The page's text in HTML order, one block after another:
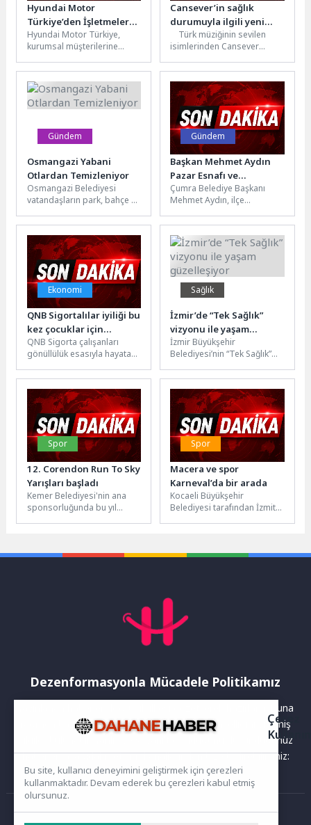
Hyundai Motor
Türkiye’den İşletmelere
Özel Finansman
Çözümü: Hyundai
Leasing
Hyundai Motor Türkiye,
kurumsal müşterilerine
çözümü Hyundai
Leasing hizmetini devreye
aldı. Garanti Finansal
Kiralama...
Cansever’in sağlık
durumuyla ilgili yeni
açıklama yapıldı!
Türk müziğinin sevilen
isimlerinden Cansever
menajeri Erhan Arı ve
Yapım/PR şirketi Warble...
Gündem
Osmangazi Yabani
Otlardan Temizleniyor
Osmangazi Belediyesi
vatandaşların park, bahçe ve
huzurlu bir şekilde
gezebilmesi için yabani...
Gündem
Başkan Mehmet Aydın
Pazar Esnafı ve
Vatandaşlarla Bir Araya
Geldi
Çumra Belediye Başkanı
Mehmet Aydın, ilçe
ziyaretlerini sürdürerek
Sebze Pazarı ile Çaput
Pazarı'nı...
Ekonomi
QNB Sigortalılar iyiliği bu
kez çocuklar için
bulaştırdı
QNB Sigorta çalışanları
gönüllülük esasıyla hayata
Challenge” kapsamında, bu
kez yüzlerde tebessüm...
Sağlık
İzmir’de “Tek Sağlık”
vizyonu ile yaşam
güzelleşiyor
İzmir Büyükşehir
Belediyesi’nin “Tek Sağlık”
yürüttüğü çalışmalarla son
iki yılda on binlerce
hayvanın...
Spor
12. Corendon Run To Sky
Yarışları başladı
Kemer Belediyesi'nin ana
sponsorluğunda bu yıl
Spor
Macera ve spor
Karneval’da bir arada
Kocaeli Büyükşehir
Belediyesi tarafından İzmit
de çocukların...
Dezenformasyonla Mücadele Politikamız
Yayınlanan haberler doğruluk ilkesi gözetilerek hazırlanır. Buna
rağmen bazı içeriklerde eksik, hatalı veya güncelliğini yitirmiş
bilgiler bulunabilir.Yanlış veya yanıltıcı olduğunu düşündüğünüz
haberleri aşağıdaki iletişim kanallarından bize bildirebilirsiniz:
Ana Sayfa
Çerez
Bu site, kullanıcı deneyimini geliştirmek için çerezleri
kullanmaktadır. Devam ederek bu çerezleri kabul etmiş
olursunuz.